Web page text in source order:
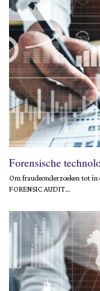
Forensische
Om fraudeonderzoeken tot in
FORENSIC AUDIT…